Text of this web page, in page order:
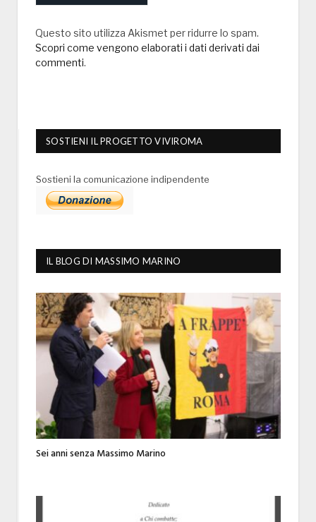
Questo sito utilizza Akismet per ridurre lo spam.
Scopri come vengono elaborati i dati derivati dai
commenti.
SOSTIENI IL PROGETTO VIVIROMA
Sostieni la comunicazione indipendente
IL BLOG DI MASSIMO MARINO
Sei anni senza Massimo Marino